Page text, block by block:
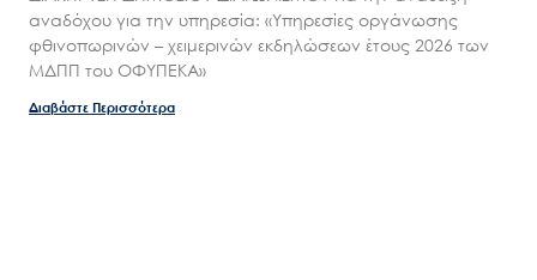
Άξονες δράσης
Μ.Δ.Π.Π.
αναδόχου για την υπηρεσία: «Υπηρεσίες οργάνωσης
φθινοπωρινών – χειμερινών εκδηλώσεων έτους 2026 των
ΜΔΠΠ του ΟΦΥΠΕΚΑ»
Διαβάστε Περισσότερα